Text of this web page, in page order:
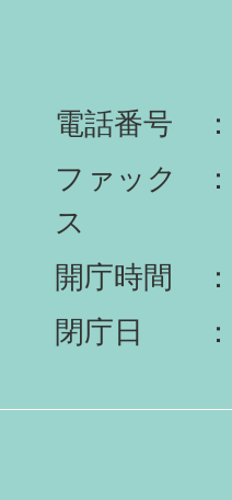
電話番号
ファック
ス
開庁時間
閉庁日